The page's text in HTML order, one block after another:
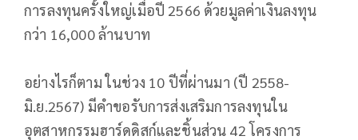
การลงทุนครั้งใหญ่เมื่อปี 2566 ด้วยมูลค่าเงินลงทุน
กว่า 16,000 ล้านบาท
อย่างไรก็ตาม ในช่วง 10 ปีที่ผ่านมา (ปี 2558-
มิ.ย.2567) มีคำขอรับการส่งเสริมการลงทุนใน
อุตสาหกรรมฮาร์ดดิสก์และชิ้นส่วน 42 โครงการ